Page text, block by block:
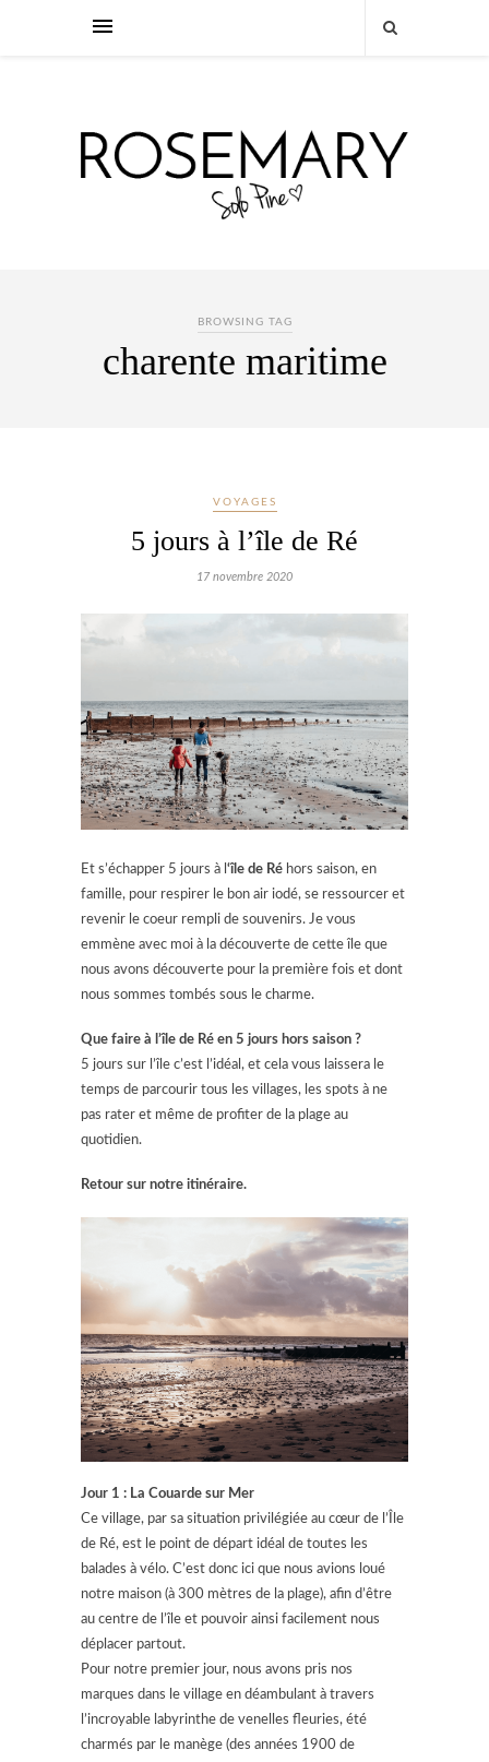
BROWSING TAG
charente maritime
VOYAGES
5 jours à l’île de Ré
17 novembre 2020
Et s’échapper 5 jours à l ‘île de Ré hors saison, en
famille, pour respirer le bon air iodé, se ressourcer et
revenir le coeur rempli de souvenirs. Je vous
emmène avec moi à la découverte de cette île que
nous avons découverte pour la première fois et dont
nous sommes tombés sous le charme.
Que faire à l’île de Ré en 5 jours hors saison ?
5 jours sur l’île c’est l’idéal, et cela vous laissera le
temps de parcourir tous les villages, les spots à ne
pas rater et même de profiter de la plage au
quotidien.
Retour sur notre itinéraire.
Jour 1 : La Couarde sur Mer
Ce village, par sa situation privilégiée au cœur de l’Île
de Ré, est le point de départ idéal de toutes les
balades à vélo. C’est donc ici que nous avions loué
notre maison (à 300 mètres de la plage), afin d’être
au centre de l’île et pouvoir ainsi facilement nous
déplacer partout.
Pour notre premier jour, nous avons pris nos
marques dans le village en déambulant à travers
l’incroyable labyrinthe de venelles fleuries, été
charmés par le manège (des années 1900 de